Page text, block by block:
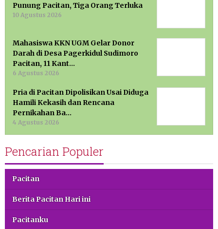
Punung Pacitan, Tiga Orang Terluka
10 Agustus 2026
Mahasiswa KKN UGM Gelar Donor
Darah di Desa Pagerkidul Sudimoro
Pacitan, 11 Kant…
6 Agustus 2026
Pria di Pacitan Dipolisikan Usai Diduga
Hamili Kekasih dan Rencana
Pernikahan Ba…
4 Agustus 2026
Pencarian Populer
Pacitan
Berita Pacitan Hari ini
Pacitanku